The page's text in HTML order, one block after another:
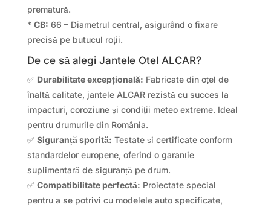
prematură.
* CB: 66 – Diametrul central, asigurând o fixare
precisă pe butucul roții.
De ce să alegi Jantele Otel ALCAR?
✅ Durabilitate excepțională: Fabricate din oțel de
înaltă calitate, jantele ALCAR rezistă cu succes la
impacturi, coroziune și condiții meteo extreme. Ideal
pentru drumurile din România.
✅ Siguranță sporită: Testate și certificate conform
standardelor europene, oferind o garanție
suplimentară de siguranță pe drum.
✅ Compatibilitate perfectă: Proiectate special
pentru a se potrivi cu modelele auto specificate,